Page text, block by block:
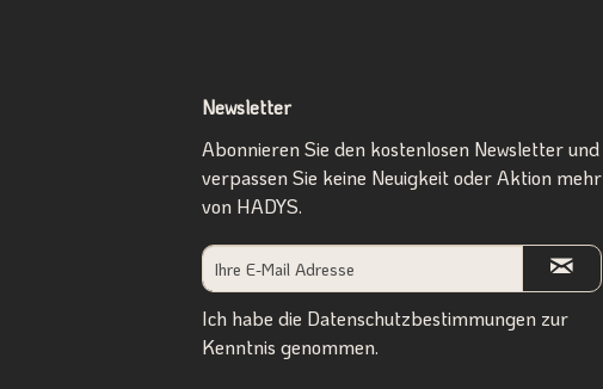
Newsletter
Abonnieren Sie den kostenlosen Newsletter und
verpassen Sie keine Neuigkeit oder Aktion mehr
von HADYS.
Ich habe die Datenschutzbestimmungen zur
Kenntnis genommen.